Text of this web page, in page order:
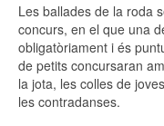
Les ballades de la roda
concurs, en el que una
obligatòriament i és
de petits concursaran
la jota, les colles de
les contradanses.